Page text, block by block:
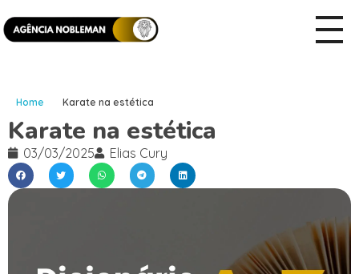
Home Karate na estética
Karate na estética
03/03/2025 Elias Cury